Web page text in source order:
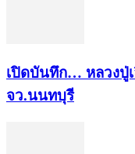
เปิดบันทึก… หลวงปู่
จว.นนทบุรี